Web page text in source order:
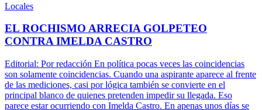
Locales
EL ROCHISMO ARRECIA GOLPETEO
CONTRA IMELDA CASTRO
Editorial: Por redacción En política pocas veces las coincidencias
son solamente coincidencias. Cuando una aspirante aparece al frente
de las mediciones, casi por lógica también se convierte en el
principal blanco de quienes pretenden impedir su llegada. Eso
parece estar ocurriendo con Imelda Castro. En apenas unos días se